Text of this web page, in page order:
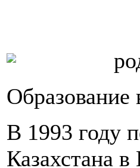
В 1993 году
Казахстана